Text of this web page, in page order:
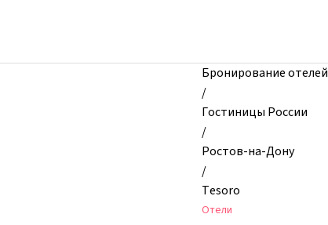
Tesoro,
Бронирование отелей
/
Гостиницы России
/
Ростов-на-Дону
/
Tesoro
Отели